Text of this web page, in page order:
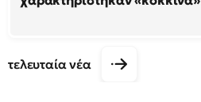
τελευταία νέα